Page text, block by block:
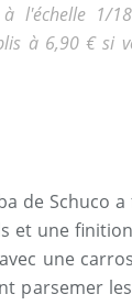
l'échelle 1/
à 6,90 € si
de Schuco
et une
une
parsemer